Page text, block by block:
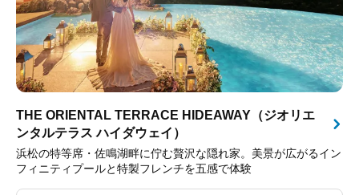
THE ORIENTAL TERRACE HIDEAWAY（ジオリエ
ンタルテラス ハイダウェイ）
浜松の特等席・佐鳴湖畔に佇む贅沢な隠れ家。美景が広がるイン
フィニティプールと特製フレンチを五感で体験